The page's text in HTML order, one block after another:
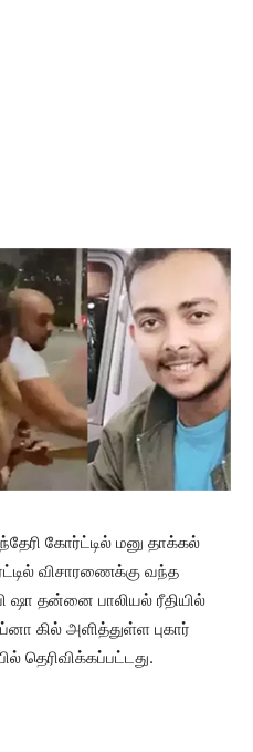
கோர்ட்டில் மனு தாக்கல்
விசாரணைக்கு வந்த
ஷா தன்னை பாலியல் ரீதியில்
கில் அளித்துள்ள புகார்
தெரிவிக்கப்பட்டது.